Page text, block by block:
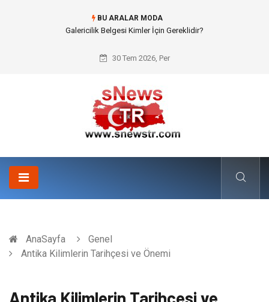
BU ARALAR MODA
Doküman Yönetimi ile Kurumsal Hafızanın Dijitalleşmesi
30 Tem 2026, Per
AnaSayfa
Genel
Antika Kilimlerin Tarihçesi ve Önemi
Antika Kilimlerin Tarihçesi ve